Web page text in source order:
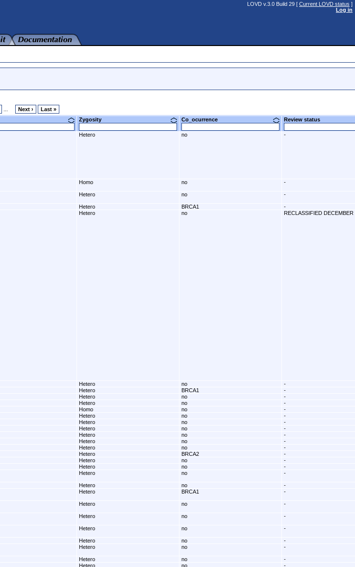
LOVD v.3.0 Build 29 [ Current LOVD status ]
Log in
Next ›
Last »
Zygosity Co_ocurrence Review status
Hetero no -
Homo no -
Hetero no -
Hetero BRCA1
-
Hetero no RECLASSIFIED DECEMBER
Hetero no
-
Hetero BRCA1
-
Hetero no
-
Hetero no
-
Homo no
-
Hetero no
-
Hetero no
-
Hetero no
-
Hetero no
-
Hetero no
-
Hetero no
-
Hetero BRCA2
-
Hetero no
-
Hetero no
-
Hetero no -
Hetero no
-
Hetero BRCA1 -
Hetero no -
Hetero no -
Hetero no -
Hetero no
-
Hetero no -
Hetero no
-
Hetero no -